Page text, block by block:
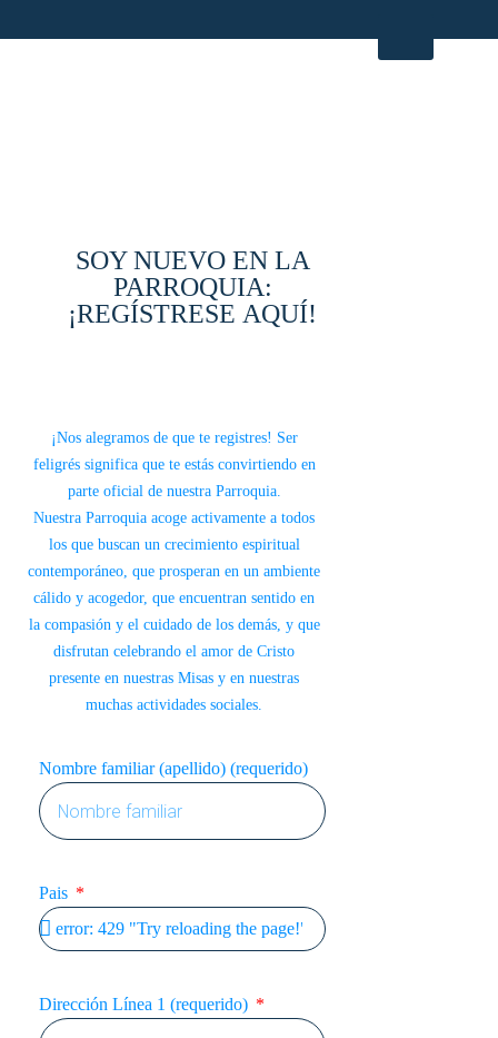
SOY NUEVO EN LA
PARROQUIA:
¡REGÍSTRESE AQUÍ!
¡Nos alegramos de que te registres! Ser
feligrés significa que te estás convirtiendo en
parte oficial de nuestra Parroquia.
Nuestra Parroquia acoge activamente a todos
los que buscan un crecimiento espiritual
contemporáneo, que prosperan en un ambiente
cálido y acogedor, que encuentran sentido en
la compasión y el cuidado de los demás, y que
disfrutan celebrando el amor de Cristo
presente en nuestras Misas y en nuestras
muchas actividades sociales.
Nombre familiar (apellido) (requerido)
Pais
Dirección Línea 1 (requerido)